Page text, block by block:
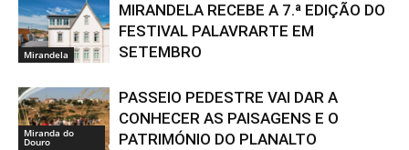
Mirandela
MIRANDELA RECEBE A 7.ª EDIÇÃO DO
FESTIVAL PALAVRARTE EM
SETEMBRO
Miranda do
Douro
PASSEIO PEDESTRE VAI DAR A
CONHECER AS PAISAGENS E O
PATRIMÓNIO DO PLANALTO